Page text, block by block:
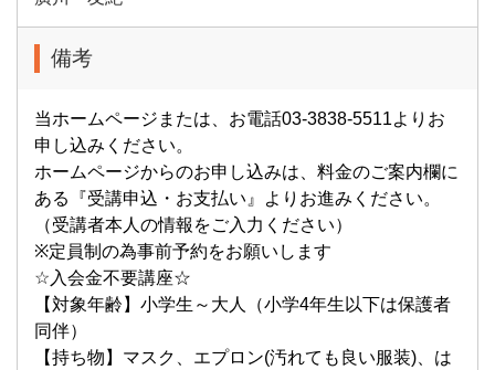
備考
当ホームページまたは、お電話03-3838-5511よりお
申し込みください。
ホームページからのお申し込みは、料金のご案内欄に
ある『受講申込・お支払い』よりお進みください。
（受講者本人の情報をご入力ください）
※定員制の為事前予約をお願いします
☆入会金不要講座☆
【対象年齢】小学生～大人（小学4年生以下は保護者
同伴）
【持ち物】マスク、エプロン(汚れても良い服装)、は